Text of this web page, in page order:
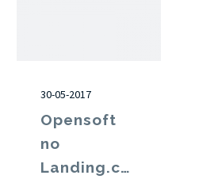
30-05-2017
Opensoft
no
Landing.careers